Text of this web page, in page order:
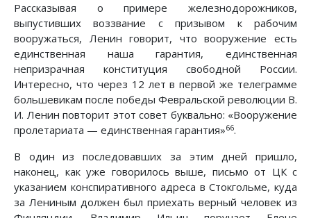
Рассказывая о примере железнодорожников,
выпустивших воззвание с призывом к рабочим
вооружаться, Ленин говорит, что вооружение есть
единственная наша гарантия, единственная
непризрачная конституция свободной России.
Интересно, что через 12 лет в первой же телеграмме
большевикам после победы Февральской революции В.
И. Ленин повторит этот совет буквально: «Вооружение
пролетариата — единственная гарантия»66.
В один из последовавших за этим дней пришло,
наконец, как уже говорилось выше, письмо от ЦК с
указанием конспиративного адреса в Стокгольме, куда
за Лениным должен был приехать верный человек из